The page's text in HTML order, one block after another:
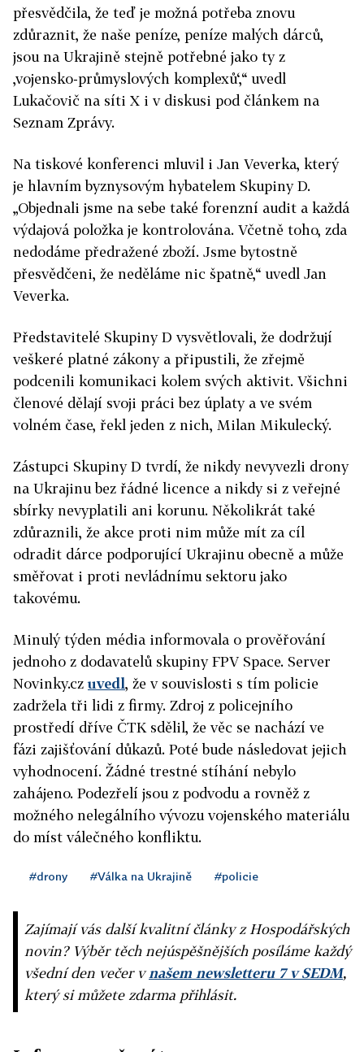
přesvědčila, že teď je možná potřeba znovu
zdůraznit, že naše peníze, peníze malých dárců,
jsou na Ukrajině stejně potřebné jako ty z
,vojensko-průmyslových komplexů‘,“ uvedl
Lukačovič na síti X i v diskusi pod článkem na
Seznam Zprávy.
Na tiskové konferenci mluvil i Jan Veverka, který
je hlavním byznysovým hybatelem Skupiny D.
„Objednali jsme na sebe také forenzní audit a každá
výdajová položka je kontrolována. Včetně toho, zda
nedodáme předražené zboží. Jsme bytostně
přesvědčeni, že neděláme nic špatně,“ uvedl Jan
Veverka.
Představitelé Skupiny D vysvětlovali, že dodržují
veškeré platné zákony a připustili, že zřejmě
podcenili komunikaci kolem svých aktivit. Všichni
členové dělají svoji práci bez úplaty a ve svém
volném čase, řekl jeden z nich, Milan Mikulecký.
Zástupci Skupiny D tvrdí, že nikdy nevyvezli drony
na Ukrajinu bez řádné licence a nikdy si z veřejné
sbírky nevyplatili ani korunu. Několikrát také
zdůraznili, že akce proti nim může mít za cíl
odradit dárce podporující Ukrajinu obecně a může
směřovat i proti nevládnímu sektoru jako
takovému.
Minulý týden média informovala o prověřování
jednoho z dodavatelů skupiny FPV Space. Server
Novinky.czuvedl, že v souvislosti s tím policie
zadržela tři lidi z firmy. Zdroj z policejního
prostředí dříve ČTK sdělil, že věc se nachází ve
fázi zajišťování důkazů. Poté bude následovat jejich
vyhodnocení. Žádné trestné stíhání nebylo
zahájeno. Podezřelí jsou z podvodu a rovněž z
možného nelegálního vývozu vojenského materiálu
do míst válečného konfliktu.
#drony #Válka na Ukrajině #policie
Zajímají vás další kvalitní články z Hospodářských
novin? Výběr těch nejúspěšnějších posíláme každý
všední den večer vnašem newsletteru 7 v SEDM,
který si můžete zdarma přihlásit.